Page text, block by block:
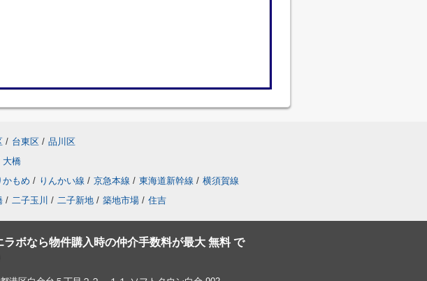
/ 台東区 / 品川区
大橋
かもめ / りんかい線 / 京急本線 / 東海道新幹線 / 横須賀線
/ 二子玉川 / 二子新地 / 築地市場 / 住吉
ラボなら物件購入時の仲介手数料が最大 無料 で